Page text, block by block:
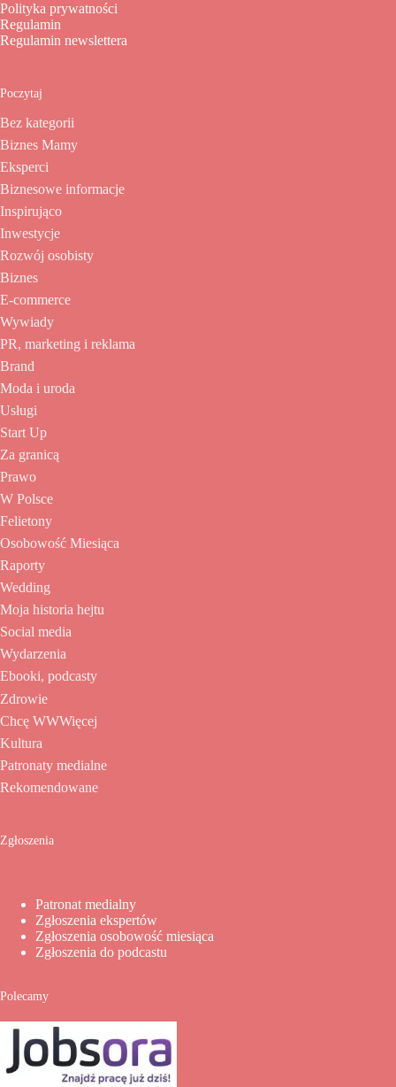
Polityka prywatności
Regulamin
Regulamin newslettera
Poczytaj
Bez kategorii
Biznes Mamy
Eksperci
Biznesowe informacje
Inspirująco
Inwestycje
Rozwój osobisty
Biznes
E-commerce
Wywiady
PR, marketing i reklama
Brand
Moda i uroda
Usługi
Start Up
Za granicą
Prawo
W Polsce
Felietony
Osobowość Miesiąca
Raporty
Wedding
Moja historia hejtu
Social media
Wydarzenia
Ebooki, podcasty
Zdrowie
Chcę WWWięcej
Kultura
Patronaty medialne
Rekomendowane
Zgłoszenia
Patronat medialny
Zgłoszenia ekspertów
Zgłoszenia osobowość miesiąca
Zgłoszenia do podcastu
Polecamy